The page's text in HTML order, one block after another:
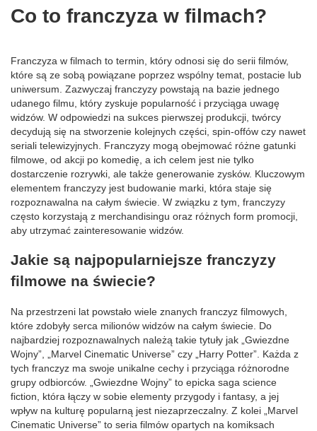
Co to franczyza w filmach?
Franczyza w filmach to termin, który odnosi się do serii filmów,
które są ze sobą powiązane poprzez wspólny temat, postacie lub
uniwersum. Zazwyczaj franczyzy powstają na bazie jednego
udanego filmu, który zyskuje popularność i przyciąga uwagę
widzów. W odpowiedzi na sukces pierwszej produkcji, twórcy
decydują się na stworzenie kolejnych części, spin-offów czy nawet
seriali telewizyjnych. Franczyzy mogą obejmować różne gatunki
filmowe, od akcji po komedię, a ich celem jest nie tylko
dostarczenie rozrywki, ale także generowanie zysków. Kluczowym
elementem franczyzy jest budowanie marki, która staje się
rozpoznawalna na całym świecie. W związku z tym, franczyzy
często korzystają z merchandisingu oraz różnych form promocji,
aby utrzymać zainteresowanie widzów.
Jakie są najpopularniejsze franczyzy
filmowe na świecie?
Na przestrzeni lat powstało wiele znanych franczyz filmowych,
które zdobyły serca milionów widzów na całym świecie. Do
najbardziej rozpoznawalnych należą takie tytuły jak „Gwiezdne
Wojny”, „Marvel Cinematic Universe” czy „Harry Potter”. Każda z
tych franczyz ma swoje unikalne cechy i przyciąga różnorodne
grupy odbiorców. „Gwiezdne Wojny” to epicka saga science
fiction, która łączy w sobie elementy przygody i fantasy, a jej
wpływ na kulturę popularną jest niezaprzeczalny. Z kolei „Marvel
Cinematic Universe” to seria filmów opartych na komiksach